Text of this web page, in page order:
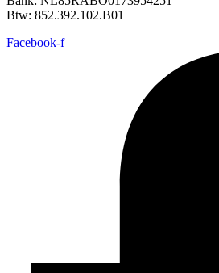
Btw: 852.392.102.B01
Facebook-f